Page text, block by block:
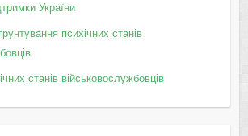
України
психічних станів
станів військовослужбовців